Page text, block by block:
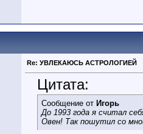
Re: УВЛЕКАЮСЬ АСТРОЛОГИЕЙ
Цитата:
Сообщение от Игорь
До 1993 года я считал
Овен! Так пошутил со